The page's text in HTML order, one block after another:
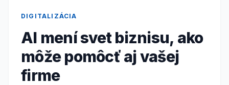
DIGITALIZÁCIA
AI mení svet biznisu, ako
môže pomôcť aj vašej
firme